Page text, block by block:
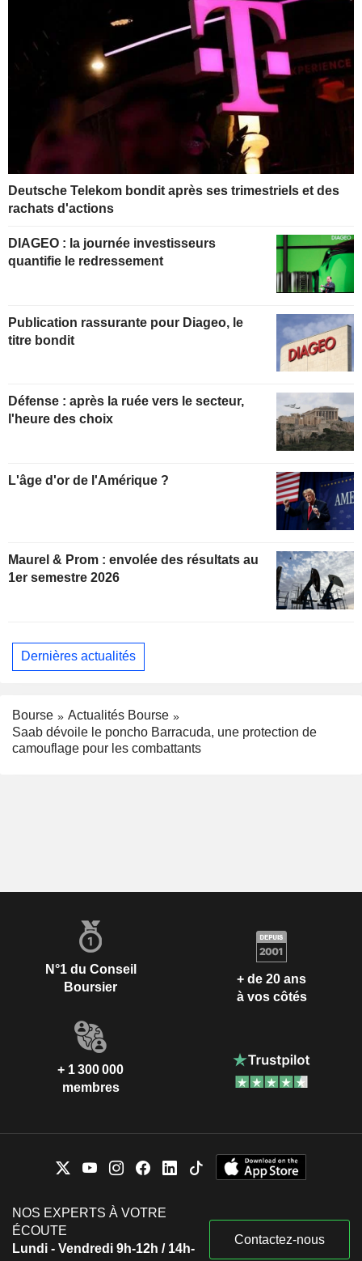
Deutsche Telekom bondit après ses trimestriels et des
rachats d'actions
DIAGEO : la journée investisseurs
quantifie le redressement
Publication rassurante pour Diageo, le
titre bondit
Défense : après la ruée vers le secteur,
l'heure des choix
L'âge d'or de l'Amérique ?
Maurel & Prom : envolée des résultats au
1er semestre 2026
Dernières actualités
Bourse
Actualités Bourse
Saab dévoile le poncho Barracuda, une protection de
camouflage pour les combattants
N°1 du Conseil
Boursier
+ de 20 ans
à vos côtés
+ 1 300 000
membres
NOS EXPERTS À VOTRE
ÉCOUTE
Lundi - Vendredi 9h-12h / 14h-
Contactez-nous